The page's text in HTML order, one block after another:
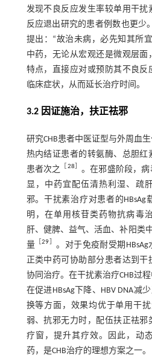
发现不良反应发生率较单用干扰
反应退出研究的患者例数也更少
提出：“故治未病，必先知其所
中药，无论从宏观还是微观层面
特点，直接应对或预防其不良反
临床症状，从而延长治疗时间。
3.2 因证施治，扶正祛邪
研究CHB患者中医证型与外周血
热内结证患者的转氨酶、总胆红
患者次之
［28］ 。在邪盛阶段，
显，中药宜配伍清热利湿、疏
邪。干扰素治疗对患者的HBsAg
明，在单用核苷类药物抗病毒
肝、健脾、益气、活血、补阳类
量 ［29］ 。对于免疫耐受期
正类中药可协助部分患者达到干
协同治疗。在干扰素治疗CHB过
在促进HBsAg下降、HBV DNA减
换等方面，效果均优于单用干
弱、抗邪无力时，配伍扶正祛邪
疗窗，提升其疗效。因此，动
药，是CHB治疗的理想方案之一。